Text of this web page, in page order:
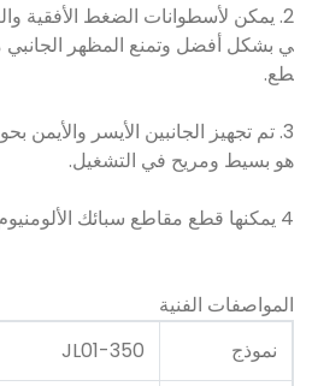
2. يمكن لأسطوانات الضغط الأفقية
ي بشكل أفضل وتمنع المظهر الجانبي
طع.
3. تم تجهيز الجانبين الأيسر
هو بسيط ومريح في التشغيل.
4 يمكنها قطع مقاطع سبائك الألومنيوم أو المعادن اللينة الأخرى.
المواصفات الفنية
نموذج
JL01-350